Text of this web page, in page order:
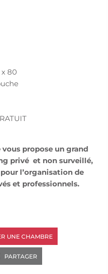
80
propose un grand
privé et non surveillé,
l’organisation de
et professionnels.
UNE CHAMBRE
PARTAGER